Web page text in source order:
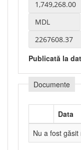
Publicată la
Documente
Data
Nu a fost